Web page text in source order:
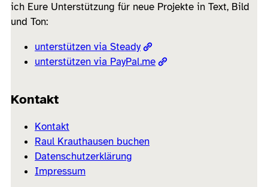
ich Eure Unterstützung für neue Projekte in Text, Bild
und Ton:
unterstützen via Steady
unterstützen via PayPal.me
Kontakt
Kontakt
Raul Krauthausen buchen
Datenschutzerklärung
Impressum